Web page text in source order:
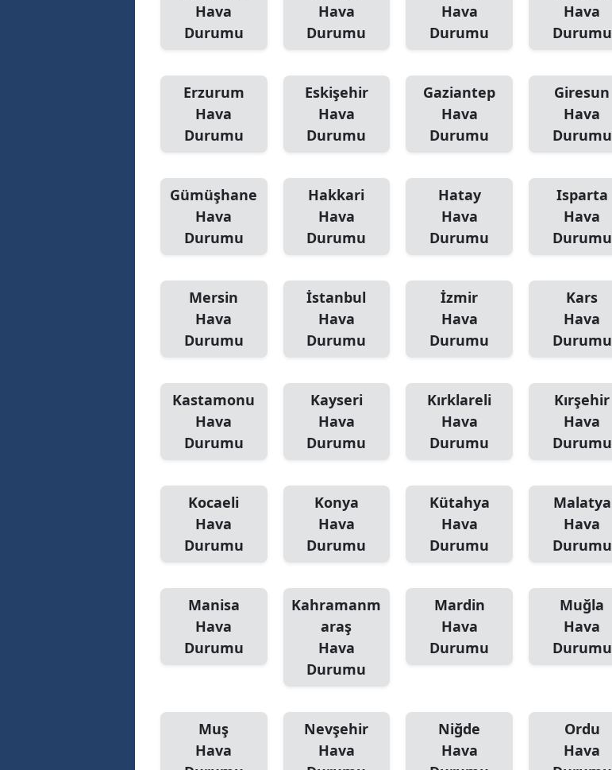
Uşak
Van
Yozgat
Zonguldak
Aksaray
Bayburt
Karaman
Kırıkkale
Batman
Şırnak
Bartın
Ardahan
Yalova
Kilis
Osmaniye
Hava
Durumu
Hava
Durumu
Hava
Durumu
Hava
Durumu
Erzurum
Hava
Durumu
Eskişehir
Hava
Durumu
Gaziantep
Hava
Durumu
Giresun
Hava
Durumu
Gümüşhane
Hava
Durumu
Hakkari
Hava
Durumu
Hatay
Hava
Durumu
Isparta
Hava
Durumu
Mersin
Hava
Durumu
İstanbul
Hava
Durumu
İzmir
Hava
Durumu
Kars
Hava
Durumu
Kastamonu
Hava
Durumu
Kayseri
Hava
Durumu
Kırklareli
Hava
Durumu
Kırşehir
Hava
Durumu
Kocaeli
Hava
Durumu
Konya
Hava
Durumu
Kütahya
Hava
Durumu
Malatya
Hava
Durumu
Manisa
Hava
Durumu
Kahramanm
araş
Hava
Durumu
Mardin
Hava
Durumu
Muğla
Hava
Durumu
Muş
Hava
Nevşehir
Hava
Niğde
Hava
Ordu
Hava